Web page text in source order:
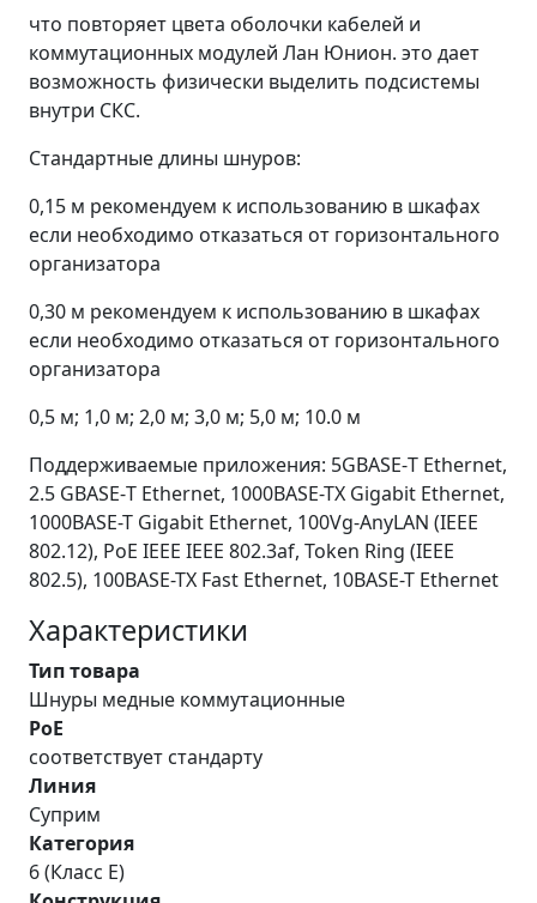
что повторяет цвета оболочки кабелей и
коммутационных модулей Лан Юнион. это дает
возможность физически выделить подсистемы
внутри СКС.
Стандартные длины шнуров:
0,15 м рекомендуем к использованию в шкафах
если необходимо отказаться от горизонтального
организатора
0,30 м рекомендуем к использованию в шкафах
если необходимо отказаться от горизонтального
организатора
0,5 м; 1,0 м; 2,0 м; 3,0 м; 5,0 м; 10.0 м
Поддерживаемые приложения: 5GBASE-Т Ethernet,
2.5 GBASE-Т Ethernet, 1000BASE-TX Gigabit Ethernet,
1000BASE-T Gigabit Ethernet, 100Vg-AnyLAN (IEEE
802.12), PoE IEEE IEEE 802.3af, Token Ring (IEEE
802.5), 100BASE-TX Fast Ethernet, 10BASE-T Ethernet
Характеристики
Тип товара
Шнуры медные коммутационные
PoE
соответствует стандарту
Линия
Суприм
Категория
6 (Класс E)